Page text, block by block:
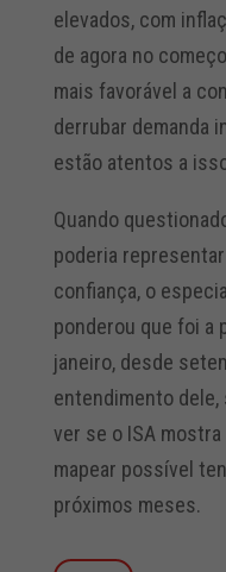
elevados, com
de agora no
mais favorável a
derrubar demanda
estão atentos a
Quando
poderia
confiança, o
ponderou que foi a
janeiro, desde
entendimento
ver se o ISA
mapear possível
próximos meses.